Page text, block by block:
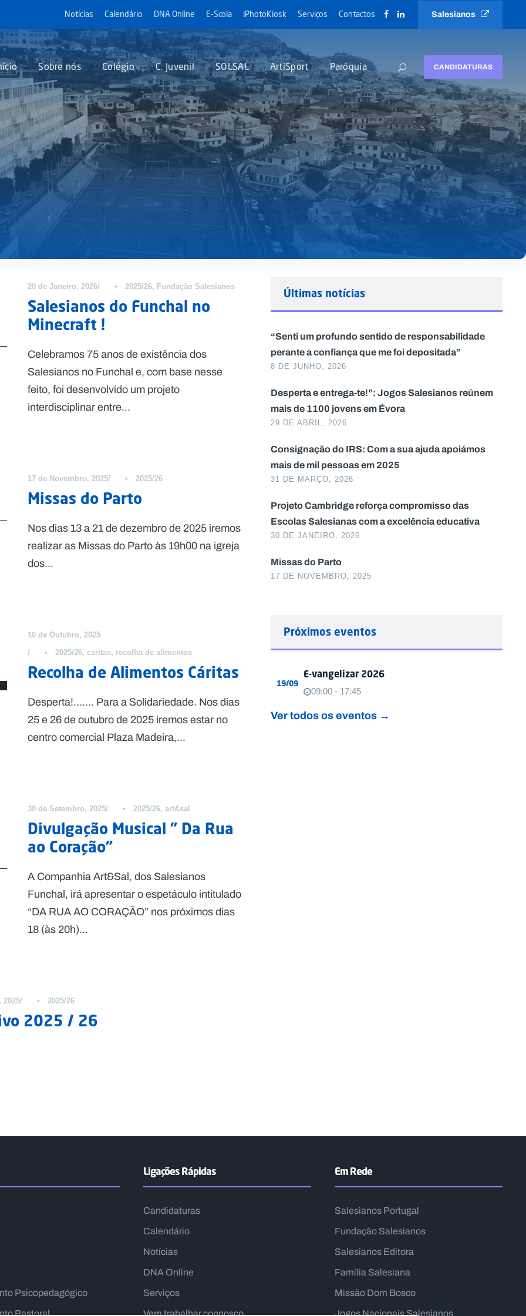
Notícias Calendário DNA Online E-Scola iPhotoKiosk Serviços Contactos Salesianos
Sobre nós Colégio C. Juvenil SOLSAL ArtiSport Paróquia CANDIDATURAS
20 de Janeiro, 2026 • 2025/26, Fundação Salesianos
Salesianos do Funchal no
Minecraft !
Celebramos 75 anos de existência dos
Salesianos no Funchal e, com base nesse
feito, foi desenvolvido um projeto
interdisciplinar entre...
17 de Novembro, 2025 • 2025/26
Missas do Parto
Nos dias 13 a 21 de dezembro de 2025 iremos
realizar as Missas do Parto às 19h00 na igreja
dos...
10 de Outubro, 2025
•
2025/26, caritas, recolha de alimentos
Recolha de Alimentos Cáritas
Desperta!……. Para a Solidariedade. Nos dias
25 e 26 de outubro de 2025 iremos estar no
centro comercial Plaza Madeira,...
30 de Setembro, 2025 • 2025/26, art&sal
Divulgação Musical ” Da Rua
ao Coração”
A Companhia Art&Sal, dos Salesianos
Funchal, irá apresentar o espetáculo intitulado
“DA RUA AO CORAÇÃO” nos próximos dias
18 (às 20h)...
2025 • 2025/26
2025 / 26
Últimas notícias
“Senti um profundo sentido de responsabilidade
perante a confiança que me foi depositada”
8 DE JUNHO, 2026
Desperta e entrega-te!”: Jogos Salesianos reúnem
mais de 1100 jovens em Évora
29 DE ABRIL, 2026
Consignação do IRS: Com a sua ajuda apoiámos
mais de mil pessoas em 2025
31 DE MARÇO, 2026
Projeto Cambridge reforça compromisso das
Escolas Salesianas com a excelência educativa
30 DE JANEIRO, 2026
Missas do Parto
17 DE NOVEMBRO, 2025
Próximos eventos
19/09
E-vangelizar 2026
09:00 - 17:45
Ver todos os eventos →
Psicopedagógico
Ligações Rápidas
Candidaturas
Calendário
Notícias
DNA Online
Serviços
Em Rede
Salesianos Portugal
Fundação Salesianos
Salesianos Editora
Família Salesiana
Missão Dom Bosco